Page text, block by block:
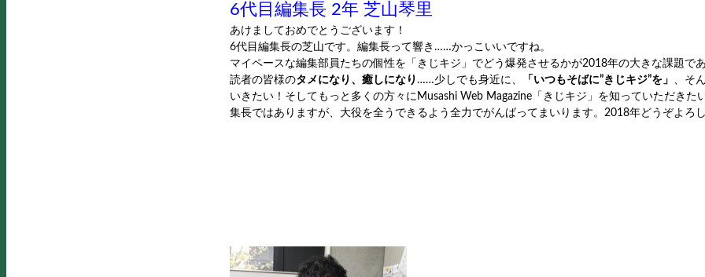
6代目編集長 2年 芝山琴里
あけましておめでとうございます！
6代目編集長の芝山です。編集長って響き……かっこいいですね。
マイペースな編集部員たちの個性を「きじキジ」でどう爆発させるかが2018年の大きな課題であ
読者の皆様のタメになり、癒しになり ……少しでも身近に、 「いつもそばに”きじキジ”を」 、そ
いきたい！そしてもっと多くの方々にMusashi Web Magazine「きじキジ」を知っていただきた
集長ではありますが、大役を全うできるよう全力でがんばってまいります。2018年どうぞよろ